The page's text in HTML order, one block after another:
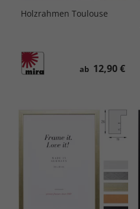
Holzrahmen Toulouse
ab 12,90 €